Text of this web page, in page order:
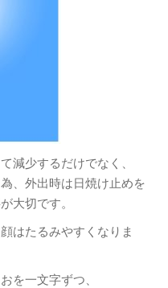
減少するだけでなく、
、外出時は日焼け止めを
大切です。
はたるみやすくなりま
を一文字ずつ、